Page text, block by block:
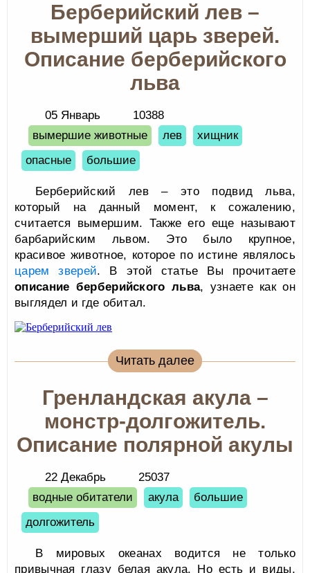
Берберийский лев –
вымерший царь зверей.
Описание берберийского
льва
05 Январь
10388
вымершие животные
лев
хищник
опасные
большие
Берберийский лев – это подвид льва,
который на данный момент, к сожалению,
считается вымершим. Также его еще называют
барбарийским львом. Это было крупное,
красивое животное, которое по истине являлось
царем зверей. В этой статье Вы прочитаете
описание берберийского льва, узнаете как он
выглядел и где обитал.
Читать далее
Гренландская акула –
монстр-долгожитель.
Описание полярной акулы
22 Декабрь
25037
водные обитатели
акула
большие
долгожитель
В мировых океанах водится не только
привычная глазу белая акула. Но есть и виды,